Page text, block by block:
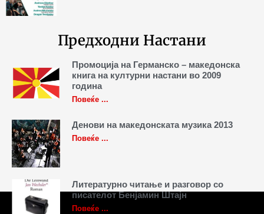
Предходни Настани
Промоција на Германско – македонска
книга на културни настани во 2009
година
Повеќе ...
Денови на македонската музика 2013
Повеќе ...
Литературно читање и разговор со
писателот Бенјамин Штајн
Повеќе ...